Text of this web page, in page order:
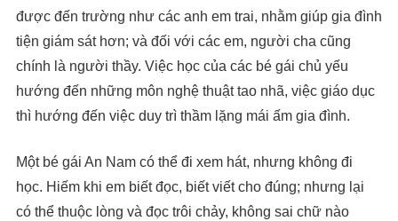
được đến trường như các anh em trai, nhằm giúp gia đình
tiện giám sát hơn; và đối với các em, người cha cũng
chính là người thầy. Việc học của các bé gái chủ yếu
hướng đến những môn nghệ thuật tao nhã, việc giáo dục
thì hướng đến việc duy trì thầm lặng mái ấm gia đình.
Một bé gái An Nam có thể đi xem hát, nhưng không đi
học. Hiếm khi em biết đọc, biết viết cho đúng; nhưng lại
có thể thuộc lòng và đọc trôi chảy, không sai chữ nào